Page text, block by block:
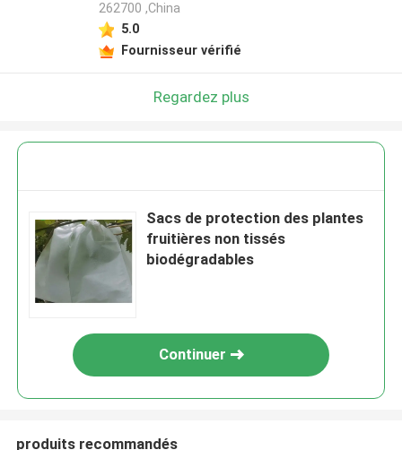
262700 ,China
5.0
Fournisseur vérifié
Regardez plus
Sacs de protection des plantes
fruitières non tissés
biodégradables
Continuer
produits recommandés